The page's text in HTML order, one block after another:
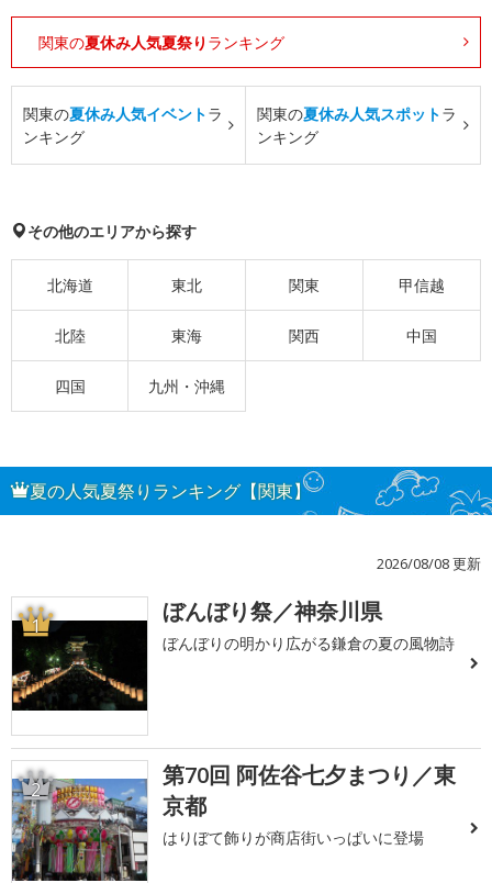
関東の夏休み人気夏祭り ランキング
関東の夏休み人気イベントラ
ンキング
関東の夏休み人気スポットラ
ンキング
その他のエリアから探す
北海道 東北 関東 甲信越
北陸 東海 関西 中国
四国 九州・沖縄
夏の人気夏祭りランキング【関東】
2026/08/08 更新
1 ぼんぼり祭／神奈川県
ぼんぼりの明かり広がる鎌倉の夏の風物詩
2
第70回 阿佐谷七夕まつり／東
京都
はりぼて飾りが商店街いっぱいに登場